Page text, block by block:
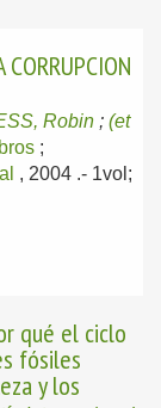
CORRUPCION
Robin ; (et
;
, 2004 .- 1vol;
qué el ciclo
fósiles
y los